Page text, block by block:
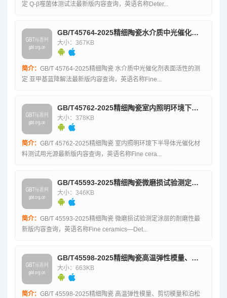
定 Q-β噬菌体测试法最新版内容查询，英语名称Deter...
GB/T45764-2025精细陶瓷水介质中光催化剂表面活性的测定亚甲基蓝降解法
大小：367KB
简介： GB/T 45764-2025精细陶瓷 水介质中光催化剂表面活性的测
定 亚甲基蓝降解法最新版内容查询，英语名称Fine...
GB/T45762-2025精细陶瓷室内照明环境下半导体光催化材料测试用光源
大小：378KB
简介： GB/T 45762-2025精细陶瓷 室内照明环境下半导体光催化材
料测试用光源最新版内容查询，英语名称Fine cera...
GB/T45593-2025精细陶瓷微磨损试验测定涂层的耐磨性
大小：346KB
简介： GB/T 45593-2025精细陶瓷 微磨损试验测定涂层的耐磨性最
新版内容查询，英语名称Fine ceramics—Det...
GB/T45598-2025精细陶瓷高温弹性模量、剪切模量和泊松比试验方法脉冲激励法
大小：663KB
简介： GB/T 45598-2025精细陶瓷 高温弹性模量、剪切模量和泊松